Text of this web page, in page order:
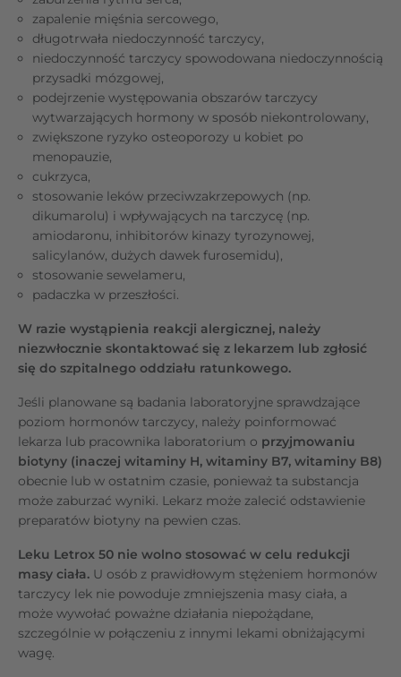
zapalenie mięśnia sercowego,
długotrwała niedoczynność tarczycy,
niedoczynność tarczycy spowodowana niedoczynnością
przysadki mózgowej,
podejrzenie występowania obszarów tarczycy
wytwarzających hormony w sposób niekontrolowany,
zwiększone ryzyko osteoporozy u kobiet po
menopauzie,
cukrzyca,
stosowanie leków przeciwzakrzepowych (np.
dikumarolu) i wpływających na tarczycę (np.
amiodaronu, inhibitorów kinazy tyrozynowej,
salicylanów, dużych dawek furosemidu),
stosowanie sewelameru,
padaczka w przeszłości.
W razie wystąpienia reakcji alergicznej, należy
niezwłocznie skontaktować się z lekarzem lub zgłosić
się do szpitalnego oddziału ratunkowego.
Jeśli planowane są badania laboratoryjne sprawdzające
poziom hormonów tarczycy, należy poinformować
lekarza lub pracownika laboratorium o przyjmowaniu
biotyny (inaczej witaminy H, witaminy B7, witaminy B8)
obecnie lub w ostatnim czasie, ponieważ ta substancja
może zaburzać wyniki. Lekarz może zalecić odstawienie
preparatów biotyny na pewien czas.
Leku Letrox 50 nie wolno stosować w celu redukcji
masy ciała. U osób z prawidłowym stężeniem hormonów
tarczycy lek nie powoduje zmniejszenia masy ciała, a
może wywołać poważne działania niepożądane,
szczególnie w połączeniu z innymi lekami obniżającymi
wagę.